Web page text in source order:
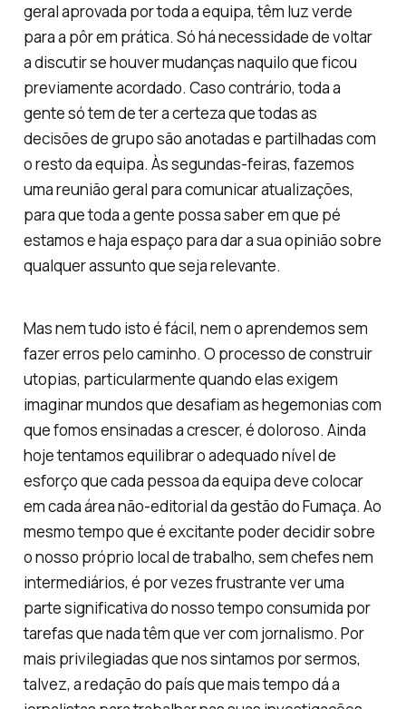
geral aprovada por toda a equipa, têm luz verde
para a pôr em prática. Só há necessidade de voltar
a discutir se houver mudanças naquilo que ficou
previamente acordado. Caso contrário, toda a
gente só tem de ter a certeza que todas as
decisões de grupo são anotadas e partilhadas com
o resto da equipa. Às segundas-feiras, fazemos
uma reunião geral para comunicar atualizações,
para que toda a gente possa saber em que pé
estamos e haja espaço para dar a sua opinião sobre
qualquer assunto que seja relevante.
Mas nem tudo isto é fácil, nem o aprendemos sem
fazer erros pelo caminho. O processo de construir
utopias, particularmente quando elas exigem
imaginar mundos que desafiam as hegemonias com
que fomos ensinadas a crescer, é doloroso. Ainda
hoje tentamos equilibrar o adequado nível de
esforço que cada pessoa da equipa deve colocar
em cada área não-editorial da gestão do Fumaça. Ao
mesmo tempo que é excitante poder decidir sobre
o nosso próprio local de trabalho, sem chefes nem
intermediários, é por vezes frustrante ver uma
parte significativa do nosso tempo consumida por
tarefas que nada têm que ver com jornalismo. Por
mais privilegiadas que nos sintamos por sermos,
talvez, a redação do país que mais tempo dá a